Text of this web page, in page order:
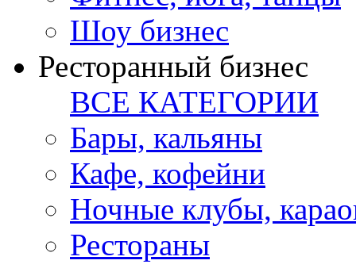
Шоу бизнес
Ресторанный бизнес
ВСЕ КАТЕГОРИИ
Бары, кальяны
Кафе, кофейни
Ночные клубы,
Рестораны